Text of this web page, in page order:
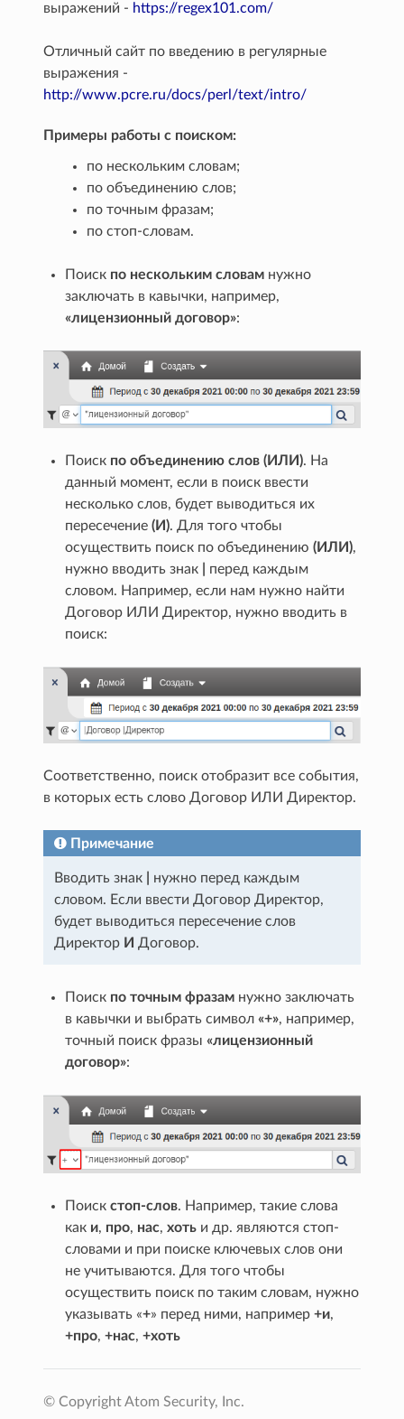
выражений - https://regex101.com/
Отличный сайт по введению в регулярные
выражения -
http://www.pcre.ru/docs/perl/text/intro/
Примеры работы с поиском:
по нескольким словам;
по объединению слов;
по точным фразам;
по стоп-словам.
Поиск по нескольким словам нужно
заключать в кавычки, например,
«лицензионный договор»:
Поиск по объединению слов (ИЛИ). На
данный момент, если в поиск ввести
несколько слов, будет выводиться их
пересечение(И). Для того чтобы
осуществить поиск по объединению(ИЛИ),
нужно вводить знак
перед каждым
словом. Например, если нам нужно найти
Договор ИЛИ Директор, нужно вводить в
поиск:
Соответственно, поиск отобразит все события,
в которых есть слово Договор ИЛИ Директор.
Примечание
Вводить знак
нужно перед каждым
словом. Если ввести Договор Директор,
будет выводиться пересечение слов
Директор И Договор.
Поиск по точным фразам нужно заключать
в кавычки и выбрать символ«+», например,
точный поиск фразы«лицензионный
договор»:
Поискстоп-слов. Например, такие слова
как и, про, нас,хоть и др. являются стоп-
словами и при поиске ключевых слов они
не учитываются. Для того чтобы
осуществить поиск по таким словам, нужно
указывать «+» перед ними, например+и,
+про,+нас,+хоть
© Copyright Atom Security, Inc.